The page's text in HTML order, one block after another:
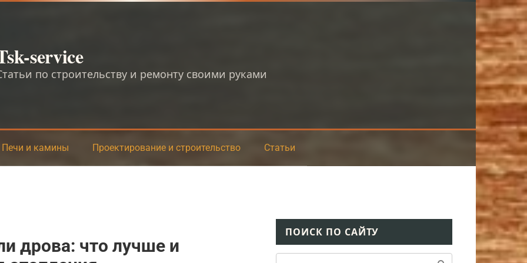
service
по строительству и ремонту своими руками
Печи и камины Проектирование и строительство Статьи
дрова: что лучше и
ПОИСК ПО САЙТУ